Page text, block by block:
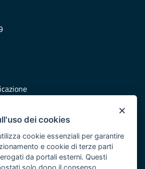
Civile Puglia
risorse del POR Puglia 2014/2020 -
×
dei cookies
cookie essenziali per garantire
e cookie di terze parti
da portali esterni. Questi
solo dopo il consenso.